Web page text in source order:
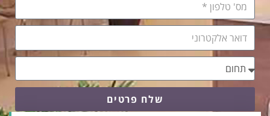
שלח פרטים